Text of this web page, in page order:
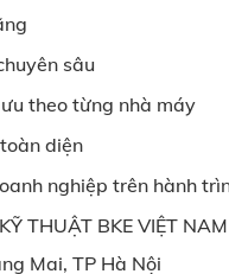
sâu
theo từng nhà máy
diện
nghiệp trên hành
THUẬT BKE VIỆT
Mai, TP Hà Nội